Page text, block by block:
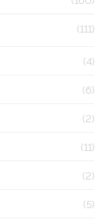
(111)
(4)
(6)
(2)
(11)
(2)
(5)